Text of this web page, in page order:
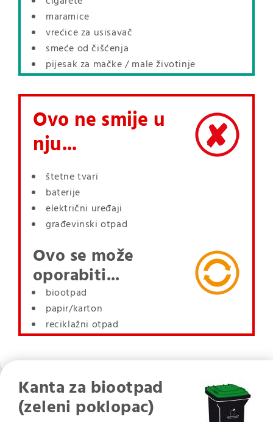
maramice
vrećice za usisavač
smeće od čišćenja
pijesak za mačke / male životinje
Ovo ne smije u
nju...
štetne tvari
baterije
električni uređaji
građevinski otpad
Ovo se može
oporabiti...
biootpad
papir/karton
reciklažni otpad
Kanta za biootpad
(zeleni poklopac)